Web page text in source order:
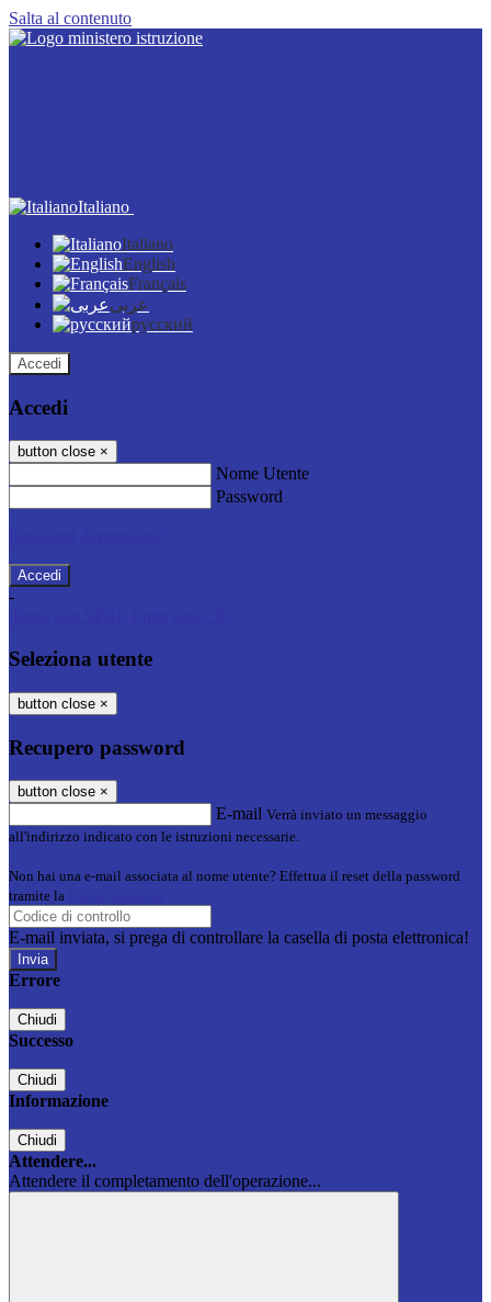
Salta al contenuto
Italiano
Italiano
English
Français
عربى
русский
Accedi
Accedi
button close ×
Nome Utente
Password
-
Seleziona utente
button close ×
Recupero password
button close ×
E-mail Verrà inviato un messaggio
all'indirizzo indicato con le istruzioni necessarie.
Non hai una e-mail associata al nome utente? Effettua il reset della password
tramite la
E-mail inviata, si prega di controllare la casella di posta elettronica!
Errore
Chiudi
Successo
Chiudi
Informazione
Chiudi
Attendere...
Attendere il completamento dell'operazione...